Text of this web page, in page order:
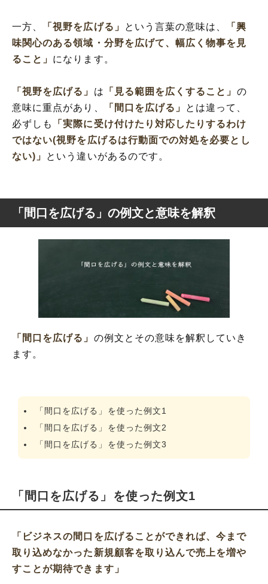
一方、 「視野を広げる」 という言葉の意味は、
「興
味関心のある領域・分野を広げて、幅広く物事を見
ること」 になります。
「視野を広げる」 は 「見る範囲を広くすること」 の
意味に重点があり、
「間口を広げる」
とは違って、
必ずしも
「実際に受け付けたり対応したりするわけ
ではない(視野を広げるは行動面での対処を必要とし
ない)」
という違いがあるのです。
「間口を広げる」の例文と意味を解釈
「間口を広げる」 の例文とその意味を解釈していき
ます。
「間口を広げる」を使った例文1
「間口を広げる」を使った例文2
「間口を広げる」を使った例文3
「間口を広げる」を使った例文1
「ビジネスの間口を広げることができれば、今まで
取り込めなかった新規顧客を取り込んで売上を増や
すことが期待できます」